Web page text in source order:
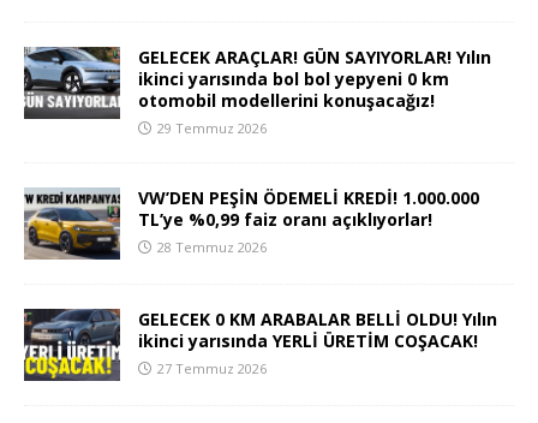
GELECEK ARAÇLAR! GÜN SAYIYORLAR! Yılın
ikinci yarısında bol bol yepyeni 0 km
otomobil modellerini konuşacağız!
29 Temmuz 2026
VW’DEN PEŞİN ÖDEMELİ KREDİ! 1.000.000
TL’ye %0,99 faiz oranı açıklıyorlar!
28 Temmuz 2026
GELECEK 0 KM ARABALAR BELLİ OLDU! Yılın
ikinci yarısında YERLİ ÜRETİM COŞACAK!
27 Temmuz 2026